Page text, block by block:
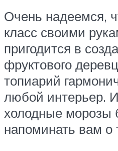
Очень надеемся,
класс своими
пригодится в
фруктового
топиарий
любой интерьер.
холодные морозы
напоминать вам о